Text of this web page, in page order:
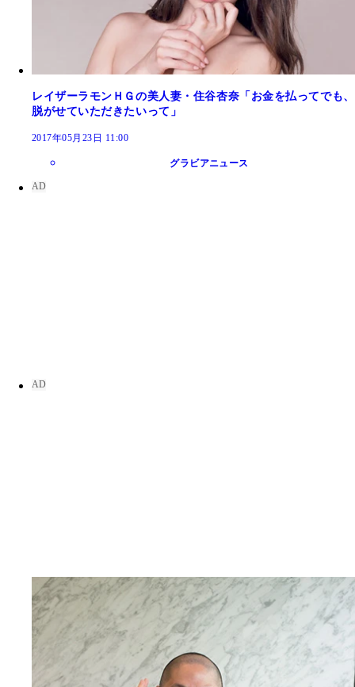
レイザーラモンＨＧの美人妻・住谷杏奈「お金を払ってでも、
脱がせていただきたいって」
2017年05月23日 11:00
グラビアニュース